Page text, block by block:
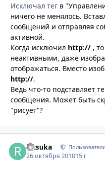
Исключал тег в
ничего не менялось.
сообщений и отправляя
активной.
Когда исключил http:// ,
неактивными, даже
отображаться. Вместо
http://.
Ведь что-то подставляет
сообщения. Может быть
"рисует"?
Ritsuka
26 октября 201015 г